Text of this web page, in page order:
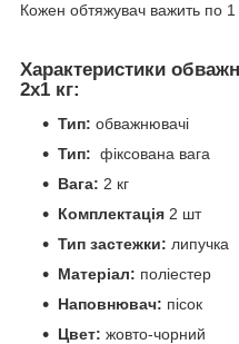
Кожен обтяжувач важить по 1
Характеристики
2х1 кг:
Тип: обважнювачі
Тип: фіксована вага
Вага: 2 кг
Комплектація 2 шт
Тип застежки: липучка
Матеріал: поліестер
Наповнювач: пісок
Цвет: жовто-чорний